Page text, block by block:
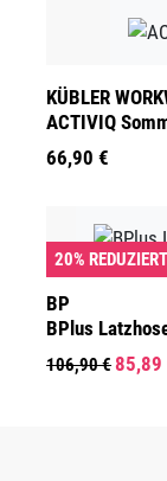
KÜBLER
ACTIVIQ
66,90 €
20% REDUZIERT
BP
BPlus
106,90 €85,89